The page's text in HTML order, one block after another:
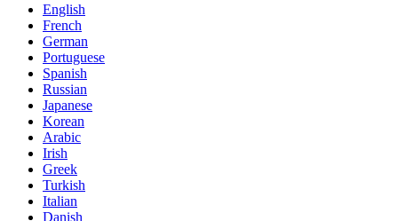
English
French
German
Portuguese
Spanish
Russian
Japanese
Korean
Arabic
Irish
Greek
Turkish
Italian
Danish